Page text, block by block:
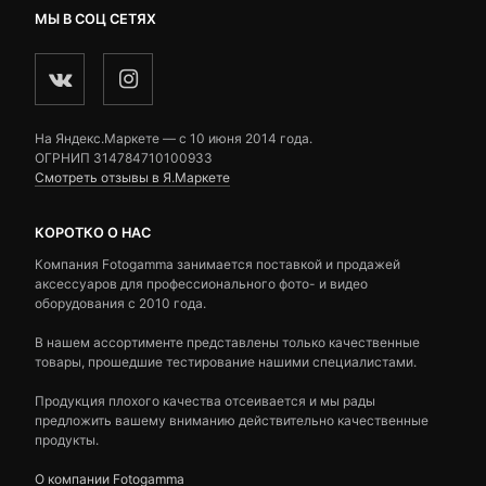
МЫ В СОЦ СЕТЯХ
На Яндекс.Маркете — c 10 июня 2014 года.
ОГРНИП 314784710100933
Смотреть отзывы в Я.Маркете
КОРОТКО О НАС
Компания Fotogamma занимается поставкой и продажей
аксессуаров для профессионального фото- и видео
оборудования с 2010 года.
В нашем ассортименте представлены только качественные
товары, прошедшие тестирование нашими специалистами.
Продукция плохого качества отсеивается и мы рады
предложить вашему вниманию действительно качественные
продукты.
О компании Fotogamma